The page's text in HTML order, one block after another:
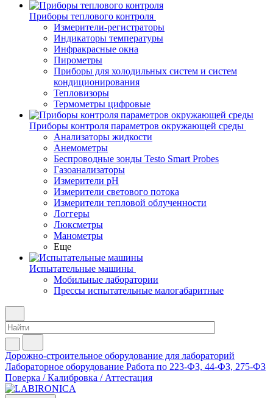
Приборы теплового контроля
Измерители-регистраторы
Индикаторы температуры
Инфракрасные окна
Пирометры
Приборы для холодильных систем и систем
кондиционирования
Тепловизоры
Термометры цифровые
Приборы контроля параметров окружающей среды
Анализаторы жидкости
Анемометры
Беспроводные зонды Testo Smart Probes
Газоанализаторы
Измерители pH
Измерители светового потока
Измерители тепловой облученности
Логгеры
Люксметры
Манометры
Еще
Испытательные машины
Мобильные лаборатории
Прессы испытательные малогабаритные
Дорожно-строительное оборудование для лабораторий
Лабораторное оборудование Работа по 223-ФЗ, 44-ФЗ, 275-ФЗ
Поверка / Калибровка / Аттестация